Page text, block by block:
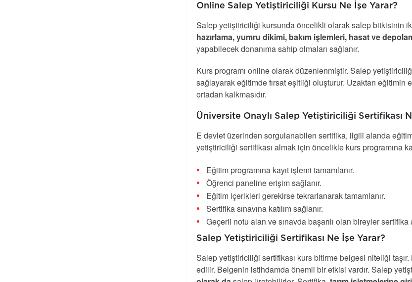
Online Salep Yetiştiriciliği Kursu Ne İşe Yarar?
Salep yetiştiriciliği kursunda öncelikli olarak salep bitkisinin
hazırlama, yumru dikimi, bakım işlemleri, hasat ve
yapabilecek donanıma sahip olmaları sağlanır.
Kurs programı online olarak düzenlenmiştir. Salep
sağlayarak eğitimde fırsat eşitliği oluşturur. Uzaktan eğitimin
ortadan kalkmasıdır.
Üniversite Onaylı Salep Yetiştiriciliği Sertifikası
E devlet üzerinden sorgulanabilen sertifika, ilgili alanda eğitim
yetiştiriciliği sertifikası almak için öncelikle kurs programına
Eğitim programına kayıt işlemi tamamlanır.
Öğrenci paneline erişim sağlanır.
Eğitim içerikleri gerekirse tekrarlanarak tamamlanır.
Sertifika sınavına katılım sağlanır.
Geçerli notu alan ve sınavda başarılı olan bireyler sertifika
Salep Yetiştiriciliği Sertifikası Ne İşe Yarar?
Salep yetiştiriciliği sertifikası kurs bitirme belgesi niteliği
edilir. Belgenin istihdamda önemli bir etkisi vardır. Salep